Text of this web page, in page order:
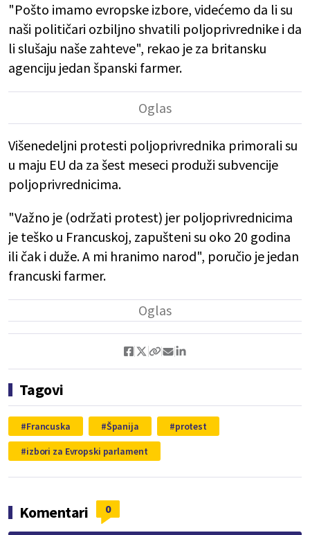
"Pošto imamo evropske izbore, videćemo da li su
naši političari ozbiljno shvatili poljoprivrednike i da
li slušaju naše zahteve", rekao je za britansku
agenciju jedan španski farmer.
Višenedeljni protesti poljoprivrednika primorali su
u maju EU da za šest meseci produži subvencije
poljoprivrednicima.
"Važno je (održati protest) jer poljoprivrednicima
je teško u Francuskoj, zapušteni su oko 20 godina
ili čak i duže. A mi hranimo narod", poručio je jedan
francuski farmer.
Tagovi
Francuska Španija
protest
izbori za Evropski parlament
Komentari 0